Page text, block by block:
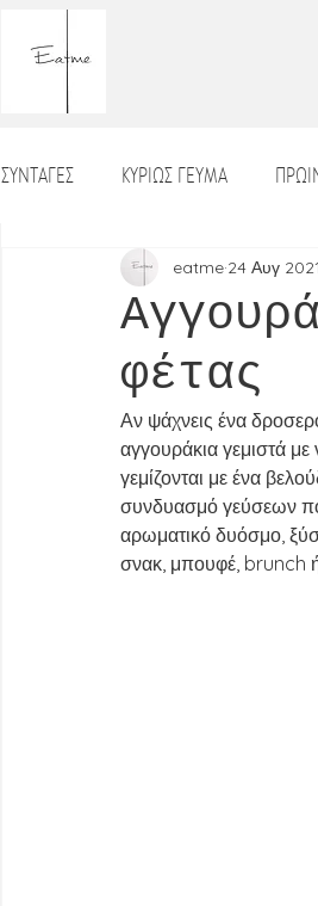
ΣΥΝΤΑΓΕΣ ΚΥΡΙΩΣ ΓΕΥΜΑ
ΤΑΡΤΕΣ ΨΩΜΙ
ΡΥΖΙ_ΡΙΖΟΤΟ ΒΡΑΔΙΝΟ
ΝΗΣΤΙΣΙΜΑ
ΚΑΘΗΜΕΡΙΝΟ ΤΡΑΠΕΖΙ
φέτας
eatme 24 Αυγ 2021
Αν ψάχνεις ένα
αγγουράκια γεμιστά
γεμίζονται με ένα
συνδυασμό γεύσεων
αρωματικό δυόσμο,
σνακ, μπουφέ, brunch